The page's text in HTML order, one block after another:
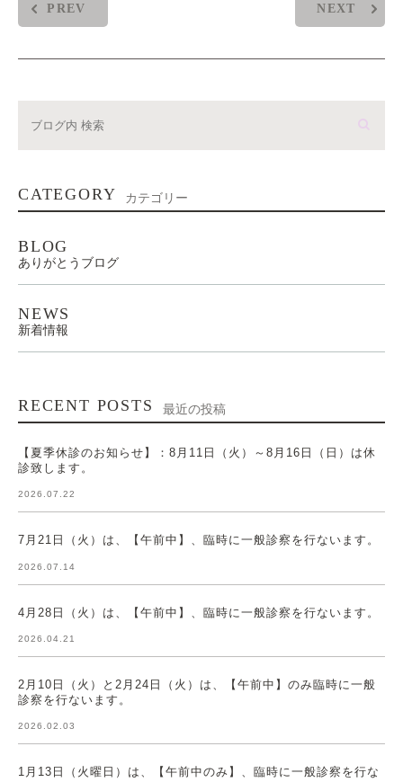
PREV NEXT
CATEGORY カテゴリー
BLOG
ありがとうブログ
NEWS
新着情報
RECENT POSTS 最近の投稿
【夏季休診のお知らせ】：8月11日（火）～8月16日（日）は休
診致します。
2026.07.22
7月21日（火）は、【午前中】、臨時に一般診察を行ないます。
2026.07.14
4月28日（火）は、【午前中】、臨時に一般診察を行ないます。
2026.04.21
2月10日（火）と2月24日（火）は、【午前中】のみ臨時に一般
診察を行ないます。
2026.02.03
1月13日（火曜日）は、【午前中のみ】、臨時に一般診察を行な